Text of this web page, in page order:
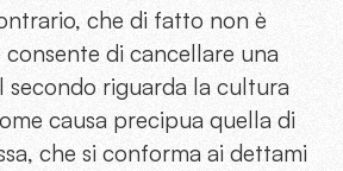
che di fatto non è
di cancellare una
riguarda la cultura
causa precipua quella di
che si conforma ai dettami